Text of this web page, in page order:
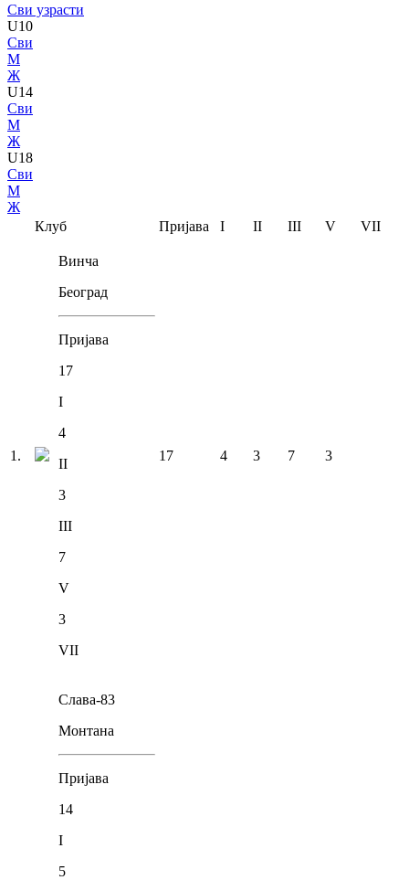
Сви узрасти
U10
Сви
М
Ж
U14
Сви
М
Ж
U18
Сви
М
Ж
Клуб
Пријава I II III V VII
1 .
Винча
Београд
Пријава
17
I
4
II
3
III
7
V
3
VII
17 4 3 7 3
Слава-83
Монтана
Пријава
14
I
5